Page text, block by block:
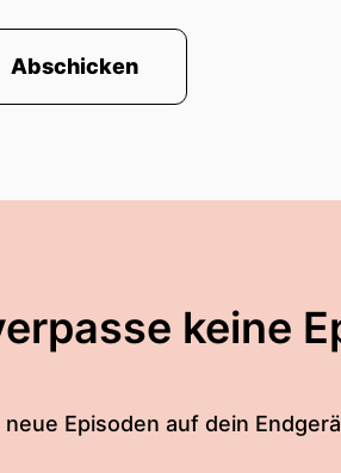
Abschicken
keine
Episoden auf dein